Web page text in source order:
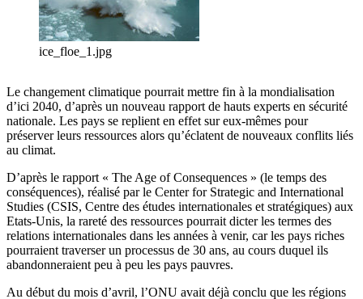
ice_floe_1.jpg
Le changement climatique pourrait mettre fin à la mondialisation
d’ici 2040, d’après un nouveau rapport de hauts experts en sécurité
nationale. Les pays se replient en effet sur eux-mêmes pour
préserver leurs ressources alors qu’éclatent de nouveaux conflits liés
au climat.
D’après le rapport « The Age of Consequences » (le temps des
conséquences), réalisé par le Center for Strategic and International
Studies (CSIS, Centre des études internationales et stratégiques) aux
Etats-Unis, la rareté des ressources pourrait dicter les termes des
relations internationales dans les années à venir, car les pays riches
pourraient traverser un processus de 30 ans, au cours duquel ils
abandonneraient peu à peu les pays pauvres.
Au début du mois d’avril, l’ONU avait déjà conclu que les régions